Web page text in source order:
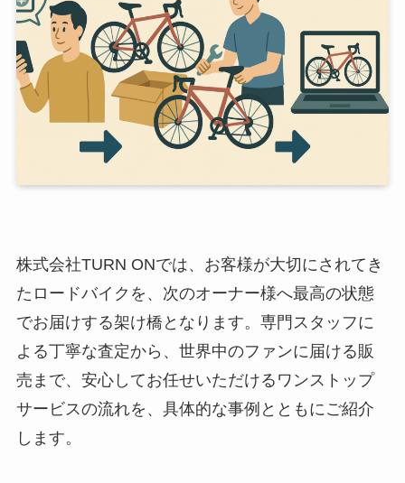
株式会社TURN ONでは、お客様が大切にされてき
たロードバイクを、次のオーナー様へ最高の状態
でお届けする架け橋となります。専門スタッフに
よる丁寧な査定から、世界中のファンに届ける販
売まで、安心してお任せいただけるワンストップ
サービスの流れを、具体的な事例とともにご紹介
します。